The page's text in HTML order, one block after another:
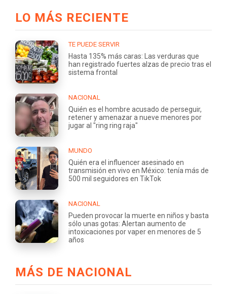
LO MÁS RECIENTE
TE PUEDE SERVIR
Hasta 135% más caras: Las verduras que
han registrado fuertes alzas de precio tras el
sistema frontal
NACIONAL
Quién es el hombre acusado de perseguir,
retener y amenazar a nueve menores por
jugar al "ring ring raja"
MUNDO
Quién era el influencer asesinado en
transmisión en vivo en México: tenía más de
500 mil seguidores en TikTok
NACIONAL
Pueden provocar la muerte en niños y basta
sólo unas gotas: Alertan aumento de
intoxicaciones por vaper en menores de 5
años
MÁS DE NACIONAL